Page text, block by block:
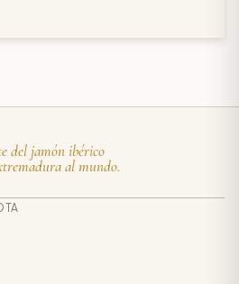
del jamón ibérico
al mundo.